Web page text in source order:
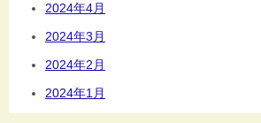
2024年4月
2024年3月
2024年2月
2024年1月